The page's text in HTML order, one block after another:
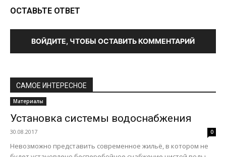
ОСТАВЬТЕ ОТВЕТ
ВОЙДИТЕ, ЧТОБЫ ОСТАВИТЬ КОММЕНТАРИЙ
САМОЕ ИНТЕРЕСНОЕ
Материалы
Установка системы водоснабжения
30.08.2017 0
Невозможно представить современное жильё, в котором не